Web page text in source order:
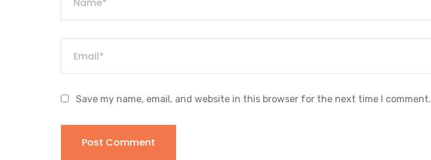
Save my name, email, and website in this browser for the next time I comment.